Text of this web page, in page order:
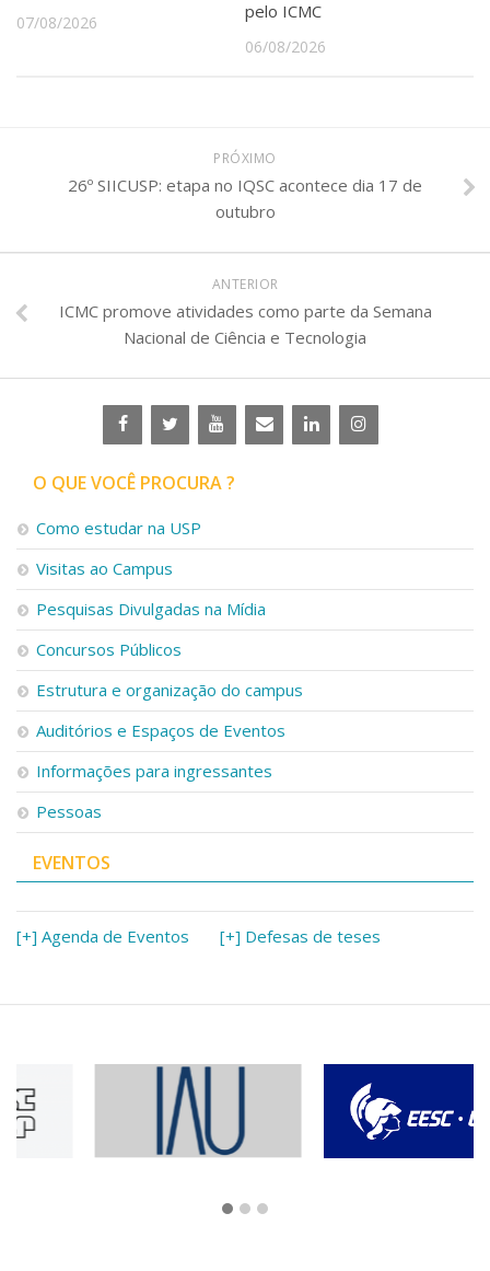
07/08/2026
pelo ICMC
06/08/2026
PRÓXIMO
26º SIICUSP: etapa no IQSC acontece dia 17 de
outubro
ANTERIOR
ICMC promove atividades como parte da Semana
Nacional de Ciência e Tecnologia
O QUE VOCÊ PROCURA ?
Como estudar na USP
Visitas ao Campus
Pesquisas Divulgadas na Mídia
Concursos Públicos
Estrutura e organização do campus
Auditórios e Espaços de Eventos
Informações para ingressantes
Pessoas
EVENTOS
[+] Agenda de Eventos [+] Defesas de teses